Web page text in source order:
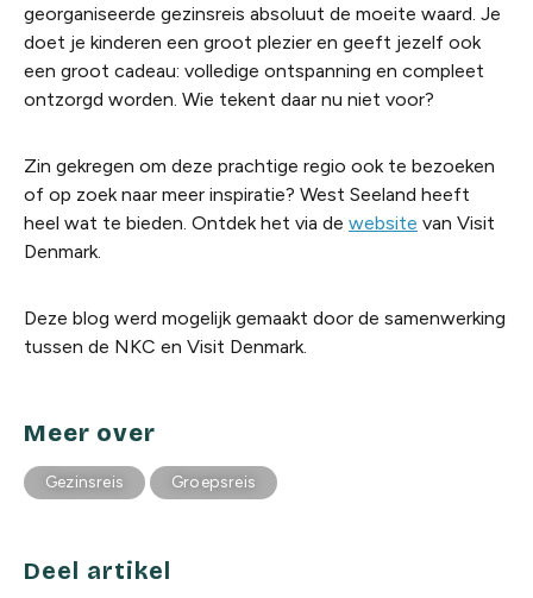
georganiseerde gezinsreis absoluut de moeite waard. Je
doet je kinderen een groot plezier en geeft jezelf ook
een groot cadeau: volledige ontspanning en compleet
ontzorgd worden. Wie tekent daar nu niet voor?
Zin gekregen om deze prachtige regio ook te bezoeken
of op zoek naar meer inspiratie? West Seeland heeft
heel wat te bieden. Ontdek het via de website van Visit
Denmark.
Deze blog werd mogelijk gemaakt door de samenwerking
tussen de NKC en Visit Denmark.
Meer over
Gezinsreis Groepsreis
Deel artikel